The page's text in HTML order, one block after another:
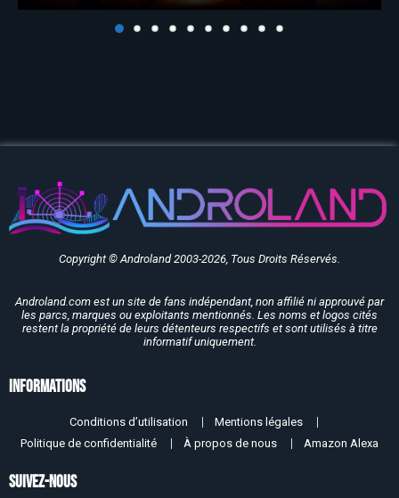
Copyright © Androland 2003-2026, Tous Droits Réservés.
Androland.com est un site de fans indépendant, non affilié ni approuvé par
les parcs, marques ou exploitants mentionnés. Les noms et logos cités
restent la propriété de leurs détenteurs respectifs et sont utilisés à titre
informatif uniquement.
Informations
Conditions d’utilisation
Mentions légales
Politique de confidentialité
À propos de nous Amazon Alexa
SUIVEZ-NOUS